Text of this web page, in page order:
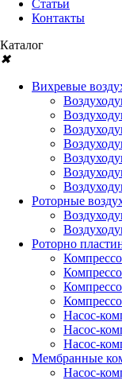
Статьи
Контакты
Каталог
✖
Вихревые
Роторные
Роторно
Насос-
Насос-
Насос-
Мембранные
Насос-